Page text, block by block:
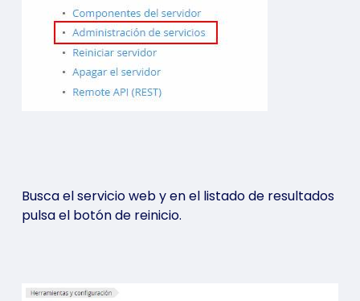
Busca el servicio web y en el listado de resultados
pulsa el botón de reinicio.